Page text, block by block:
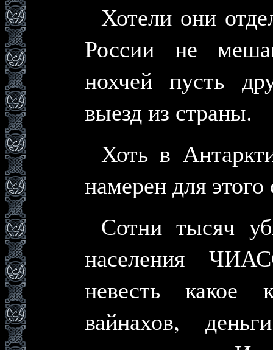
Хотели они
России не
нохчей пусть
выезд из страны.
Хоть в
намерен для
Сотни тысяч
населения
невесть какое
вайнахов,